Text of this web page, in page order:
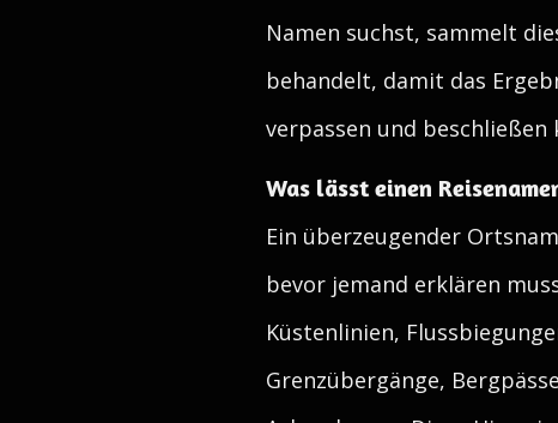
Namen suchst, sammelt
behandelt, damit das
verpassen und
Was lässt einen
Ein überzeugender
bevor jemand erklären
Küstenlinien,
Grenzübergänge,